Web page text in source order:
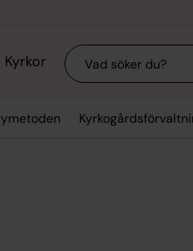
Kyrkor Sök